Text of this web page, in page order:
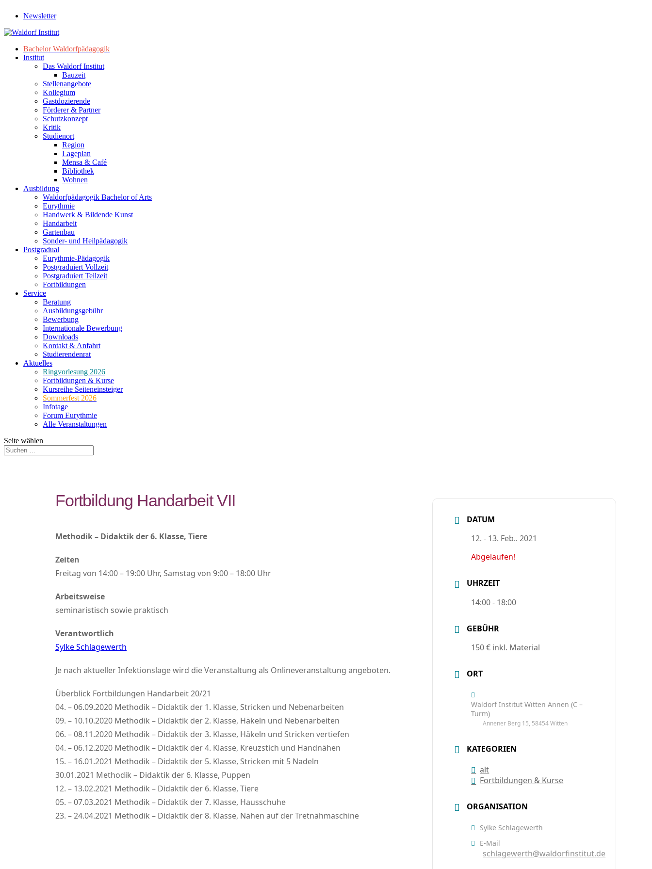
Newsletter
Bachelor Waldorfpädagogik
Institut
Das Waldorf Institut
Bauzeit
Stellenangebote
Kollegium
Gastdozierende
Förderer & Partner
Schutzkonzept
Kritik
Studienort
Region
Lageplan
Mensa & Café
Bibliothek
Wohnen
Ausbildung
Waldorfpädagogik Bachelor of Arts
Eurythmie
Handwerk & Bildende Kunst
Handarbeit
Gartenbau
Sonder- und Heilpädagogik
Postgradual
Eurythmie-Pädagogik
Postgraduiert Vollzeit
Postgraduiert Teilzeit
Fortbildungen
Service
Beratung
Ausbildungsgebühr
Bewerbung
Internationale Bewerbung
Downloads
Kontakt & Anfahrt
Studierendenrat
Aktuelles
Ringvorlesung 2026
Fortbildungen & Kurse
Kursreihe Seiteneinsteiger
Sommerfest 2026
Infotage
Forum Eurythmie
Alle Veranstaltungen
Seite wählen
Fortbildung Handarbeit VII
Methodik – Didaktik der 6. Klasse, Tiere
Zeiten
Freitag von 14:00 – 19:00 Uhr, Samstag von 9:00 – 18:00 Uhr
Arbeitsweise
seminaristisch sowie praktisch
Verantwortlich
Sylke Schlagewerth
Je nach aktueller Infektionslage wird die Veranstaltung als Onlineveranstaltung angeboten.
Überblick Fortbildungen Handarbeit 20/21
04. – 06.09.2020 Methodik – Didaktik der 1. Klasse, Stricken und Nebenarbeiten
09. – 10.10.2020 Methodik – Didaktik der 2. Klasse, Häkeln und Nebenarbeiten
06. – 08.11.2020 Methodik – Didaktik der 3. Klasse, Häkeln und Stricken vertiefen
04. – 06.12.2020 Methodik – Didaktik der 4. Klasse, Kreuzstich und Handnähen
15. – 16.01.2021 Methodik – Didaktik der 5. Klasse, Stricken mit 5 Nadeln
30.01.2021 Methodik – Didaktik der 6. Klasse, Puppen
12. – 13.02.2021 Methodik – Didaktik der 6. Klasse, Tiere
05. – 07.03.2021 Methodik – Didaktik der 7. Klasse, Hausschuhe
23. – 24.04.2021 Methodik – Didaktik der 8. Klasse, Nähen auf der Tretnähmaschine
DATUM
12. - 13. Feb.. 2021
Abgelaufen!
UHRZEIT
14:00 - 18:00
GEBÜHR
150 € inkl. Material
ORT
Waldorf Institut Witten Annen (C –
Turm)
Annener Berg 15, 58454 Witten
KATEGORIEN
alt
Fortbildungen & Kurse
ORGANISATION
Sylke Schlagewerth
E-Mail
schlagewerth@waldorfinstitut.de